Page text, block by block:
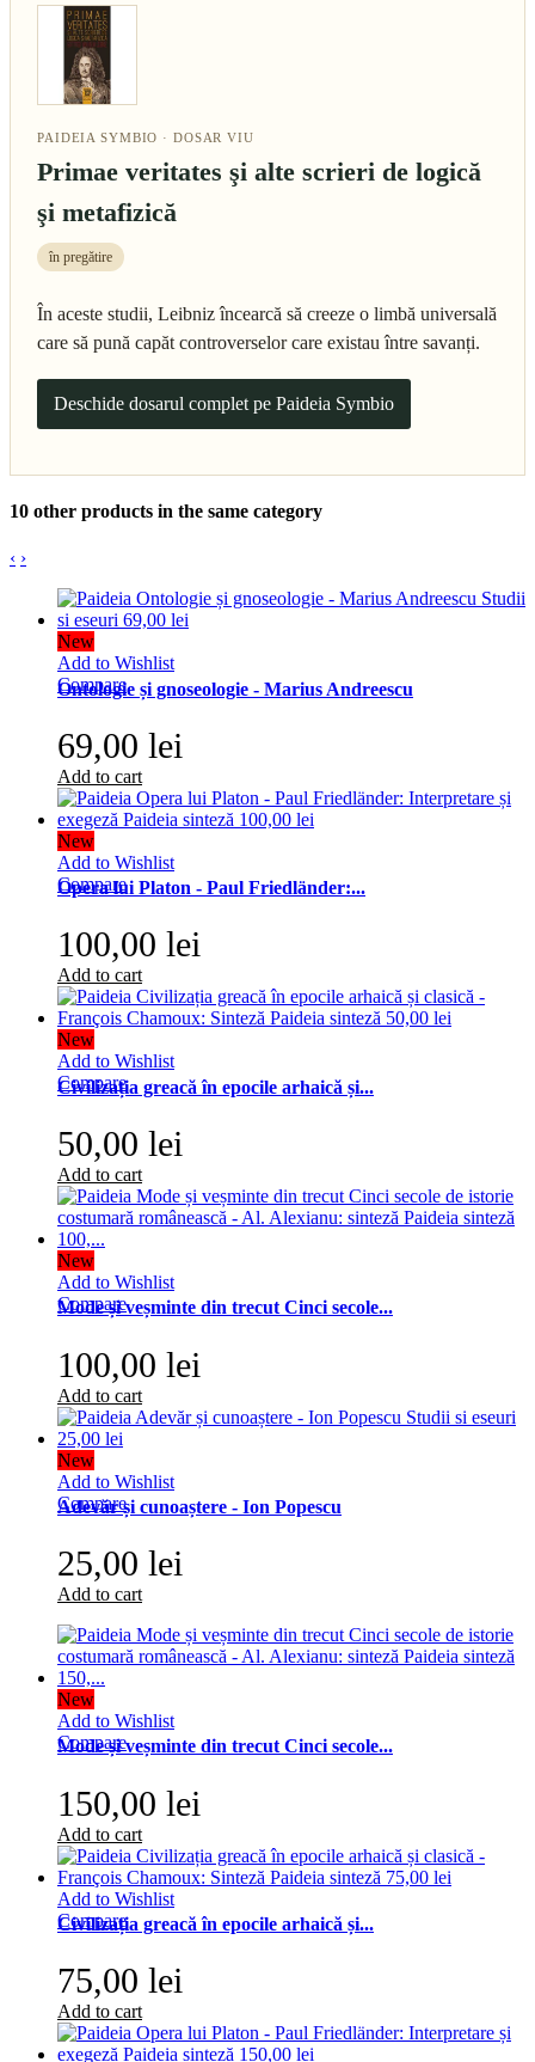
PAIDEIA SYMBIO · DOSAR VIU
Primae veritates şi alte scrieri de logică
şi metafizică
în pregătire
În aceste studii, Leibniz încearcă să creeze o limbă universală
care să pună capăt controverselor care existau între savanți.
Deschide dosarul complet pe Paideia Symbio
10 other products in the same category
‹ ›
New
Add to Wishlist
Compare
Ontologie și gnoseologie - Marius Andreescu
69,00 lei
Add to cart
New
Add to Wishlist
Compare
Opera lui Platon - Paul Friedländer:...
100,00 lei
Add to cart
New
Add to Wishlist
Compare
Civilizația greacă în epocile arhaică și...
50,00 lei
Add to cart
New
Add to Wishlist
Compare
Mode și veșminte din trecut Cinci secole...
100,00 lei
Add to cart
New
Add to Wishlist
Compare
Adevăr și cunoaștere - Ion Popescu
25,00 lei
Add to cart
New
Add to Wishlist
Compare
Mode și veșminte din trecut Cinci secole...
150,00 lei
Add to cart
Add to Wishlist
Compare
Civilizația greacă în epocile arhaică și...
75,00 lei
Add to cart